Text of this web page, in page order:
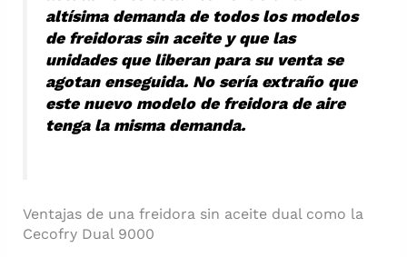
altísima demanda de todos los modelos
de freidoras sin aceite y que las
unidades que liberan para su venta se
agotan enseguida. No sería extraño que
este nuevo modelo de freidora de aire
tenga la misma demanda.
Ventajas de una freidora sin aceite dual como la
Cecofry Dual 9000